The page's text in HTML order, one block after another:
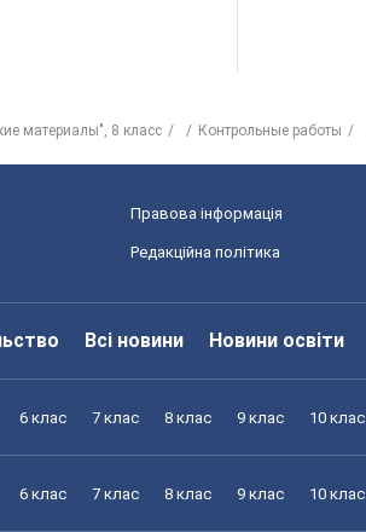
материалы", 8 класс Контрольные работы
Правова інформація
Редакційна політика
Всі новини Новини освіти
6 клас 7 клас 8 клас 9 клас 10 клас
6 клас 7 клас 8 клас 9 клас 10 клас